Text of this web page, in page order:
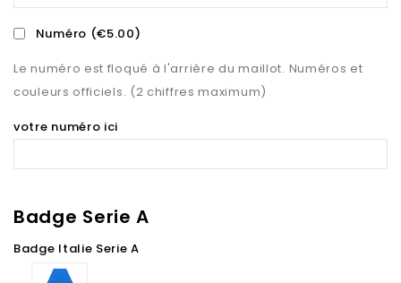
Numéro (€5.00)
Le numéro est floqué à l'arrière du maillot. Numéros et
couleurs officiels. (2 chiffres maximum)
votre numéro ici
Badge Serie A
Badge Italie Serie A